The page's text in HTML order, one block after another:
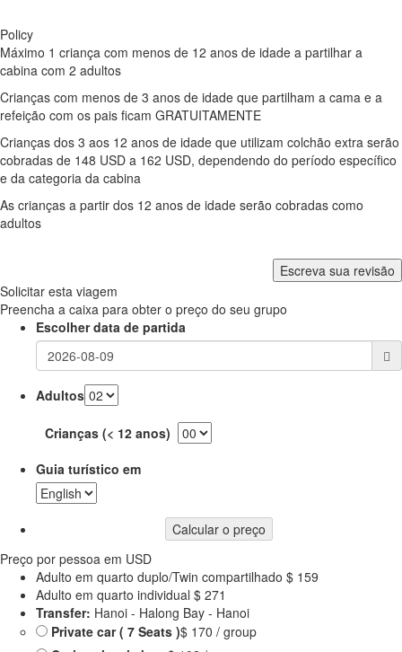
Policy
Máximo 1 criança com menos de 12 anos de idade a partilhar a
cabina com 2 adultos
Crianças com menos de 3 anos de idade que partilham a cama e a
refeição com os pais ficam GRATUITAMENTE
Crianças dos 3 aos 12 anos de idade que utilizam colchão extra serão
cobradas de 148 USD a 162 USD, dependendo do período específico
e da categoria da cabina
As crianças a partir dos 12 anos de idade serão cobradas como
adultos
Escreva sua revisão
Solicitar esta viagem
Preencha a caixa para obter o preço do seu grupo
Escolher data de partida
Adultos
Crianças (< 12 anos)
Guia turístico em
Calcular o preço
Preço por pessoa em USD
Adulto em quarto duplo/Twin compartilhado $ 159
Adulto em quarto individual $ 271
Transfer: Hanoi - Halong Bay - Hanoi
Private car ( 7 Seats )$ 170 / group